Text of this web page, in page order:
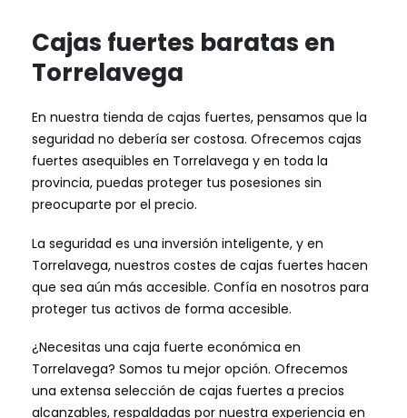
Cajas fuertes baratas en
Torrelavega
En nuestra tienda de cajas fuertes, pensamos que la
seguridad no debería ser costosa. Ofrecemos cajas
fuertes asequibles en Torrelavega y en toda la
provincia, puedas proteger tus posesiones sin
preocuparte por el precio.
La seguridad es una inversión inteligente, y en
Torrelavega, nuestros costes de cajas fuertes hacen
que sea aún más accesible. Confía en nosotros para
proteger tus activos de forma accesible.
¿Necesitas una caja fuerte económica en
Torrelavega? Somos tu mejor opción. Ofrecemos
una extensa selección de cajas fuertes a precios
alcanzables, respaldadas por nuestra experiencia en